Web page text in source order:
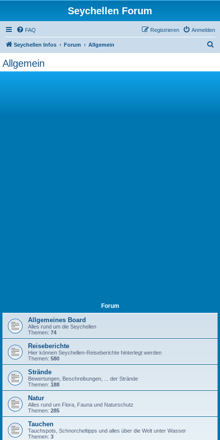
Seychellen Forum
FAQ Anmelden
Registrieren
Seychellen Infos Forum Allgemein
Allgemein
Forum
Allgemeines Board
Alles rund um die Seychellen
Themen: 74
Reiseberichte
Hier können Seychellen-Reiseberichte hinterlegt werden
Themen: 580
Strände
Bewertungen, Beschreibungen, ... der Strände
Themen: 188
Natur
Alles rund um Flora, Fauna und Naturschutz
Themen: 285
Tauchen
Tauchspots, Schnorcheltipps und alles über die Welt unter Wasser
Themen: 3